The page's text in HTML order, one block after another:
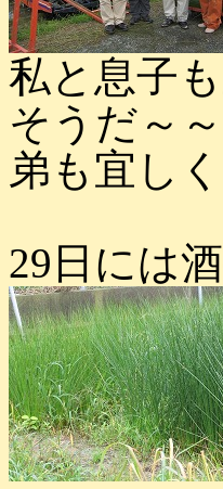
私と息子
そうだ～
弟も宜し
29日には